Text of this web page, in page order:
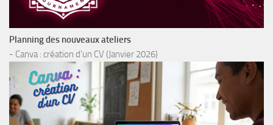
Planning des nouveaux ateliers
- Canva : création d'un CV (Janvier 2026)